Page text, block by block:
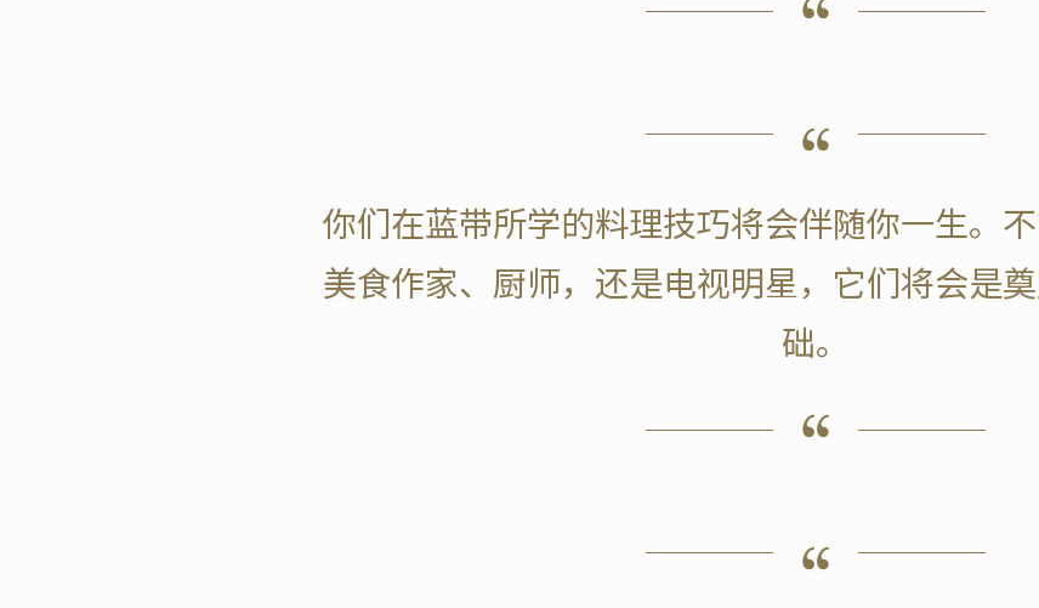
你们在蓝带所学的料理技巧将会伴随你一生。
美食作家、厨师，还是电视明星，它们将会是
础。